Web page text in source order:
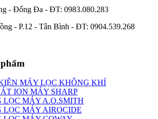
- Đống Đa - ĐT: 0983.080.283
- P.12 - Tân Bình - ĐT: 0904.539.268
MÁY LỌC KHÔNG KHÍ
ION MÁY SHARP
LỌC MÁY A.O.SMITH
LỌC MÁY AIROCIDE